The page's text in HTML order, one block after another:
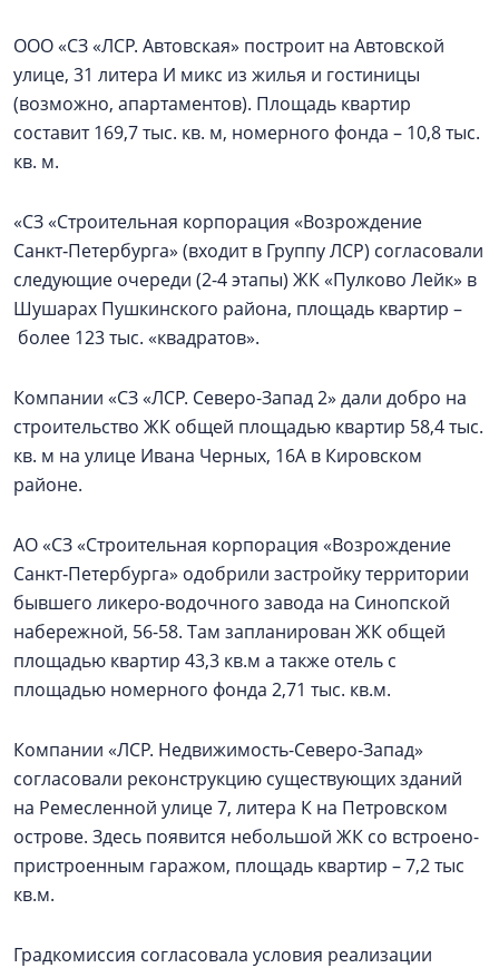
ООО «СЗ «ЛСР. Автовская» построит на Автовской
улице, 31 литера И микс из жилья и гостиницы
(возможно, апартаментов). Площадь квартир
составит 169,7 тыс. кв. м, номерного фонда – 10,8 тыс.
кв. м.
«СЗ «Строительная корпорация «Возрождение
Санкт‑Петербурга» (входит в Группу ЛСР) согласовали
следующие очереди (2-4 этапы) ЖК «Пулково Лейк» в
Шушарах Пушкинского района, площадь квартир –
более 123 тыс. «квадратов».
Компании «СЗ «ЛСР. Северо-Запад 2» дали добро на
строительство ЖК общей площадью квартир 58,4 тыс.
кв. м на улице Ивана Черных, 16А в Кировском
районе.
АО «СЗ «Строительная корпорация «Возрождение
Санкт‑Петербурга» одобрили застройку территории
бывшего ликеро-водочного завода на Синопской
набережной, 56-58. Там запланирован ЖК общей
площадью квартир 43,3 кв.м а также отель с
площадью номерного фонда 2,71 тыс. кв.м.
Компании «ЛСР. Недвижимость-Северо-Запад»
согласовали реконструкцию существующих зданий
на Ремесленной улице 7, литера К на Петровском
острове. Здесь появится небольшой ЖК со встроено-
пристроенным гаражом, площадь квартир – 7,2 тыс
кв.м.
Градкомиссия согласовала условия реализации